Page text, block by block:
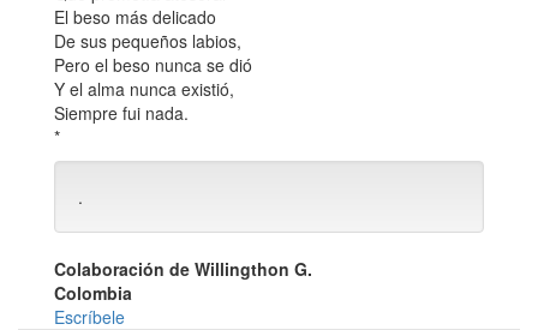
El beso más delicado
De sus pequeños labios,
Pero el beso nunca se dió
Y el alma nunca existió,
Siempre fui nada.
*
.
Colaboración de Willingthon G.
Colombia
Escríbele